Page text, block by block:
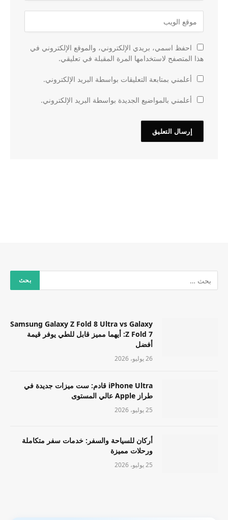
احفظ اسمي، بريدي الإلكتروني، والموقع الإلكتروني في
هذا المتصفح لاستخدامها المرة المقبلة في تعليقي.
أعلمني بمتابعة التعليقات بواسطة البريد الإلكتروني.
أعلمني بالمواضيع الجديدة بواسطة البريد الإلكتروني.
Samsung Galaxy Z Fold 8 Ultra vs Galaxy
Z Fold 7: أيهما مميز قابل للطي يوفر قيمة
أفضل
26 يوليو، 2026
iPhone Ultra قادم: ست ميزات جديدة في
طراز Apple عالي المستوى
25 يوليو، 2026
أركان للسياحة والسفر: خدمات سفر متكاملة
ورحلات مميزة
25 يوليو، 2026